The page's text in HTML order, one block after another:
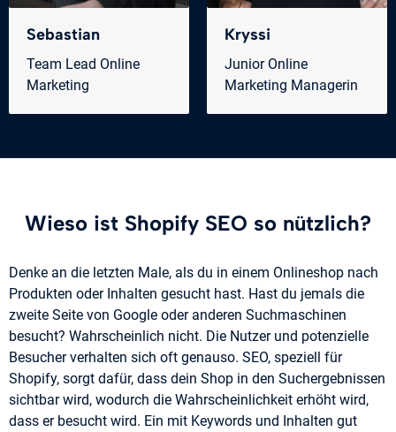
Sebastian
Team Lead Online
Marketing
Kryssi
Junior Online
Marketing Managerin
Wieso ist Shopify SEO so nützlich?
Denke an die letzten Male, als du in einem Onlineshop nach
Produkten oder Inhalten gesucht hast. Hast du jemals die
zweite Seite von Google oder anderen Suchmaschinen
besucht? Wahrscheinlich nicht. Die Nutzer und potenzielle
Besucher verhalten sich oft genauso. SEO, speziell für
Shopify, sorgt dafür, dass dein Shop in den Suchergebnissen
sichtbar wird, wodurch die Wahrscheinlichkeit erhöht wird,
dass er besucht wird. Ein mit Keywords und Inhalten gut